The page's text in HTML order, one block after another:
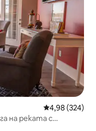
Средна
4,98 (324)
на реката с